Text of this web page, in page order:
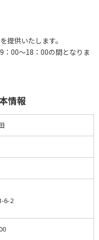
提供いたします。
：00～18：00の間となりま
情報
6-2